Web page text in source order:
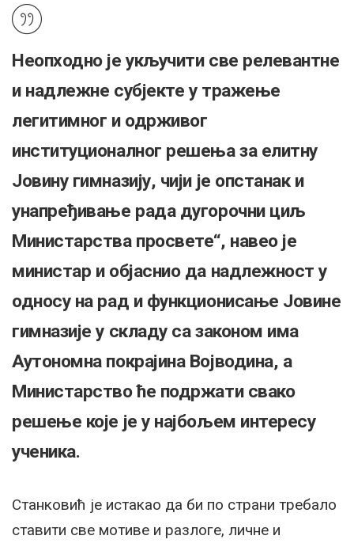
Неопходно је укључити све релевантне
и надлежне субјекте у тражење
легитимног и одрживог
институционалног решења за елитну
Јовину гимназију, чији је опстанак и
унапређивање рада дугорочни циљ
Министарства просвете“, навео је
министар и објаснио да надлежност у
односу на рад и функционисање Јовине
гимназије у складу са законом има
Аутономна покрајина Војводина, а
Министарство ће подржати свако
решење које је у најбољем интересу
ученика.
Станковић је истакао да би по страни требало
ставити све мотиве и разлоге, личне и